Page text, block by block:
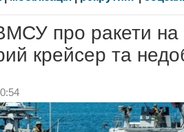
про ракети на
крейсер та